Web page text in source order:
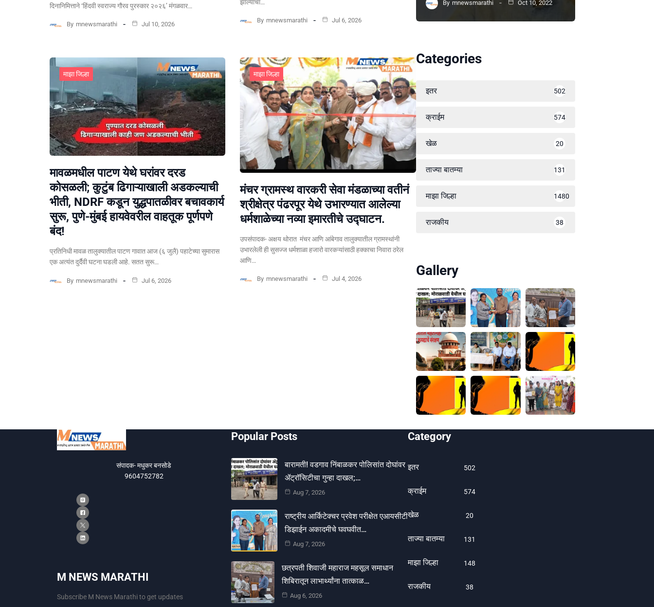
दिनानिमित्ताने ‘हिंदवी स्वराज्य गौरव पुरस्कार २०२६’ मंगळवार…
By mnewsmarathi Jul 10, 2026
झाल्याचा…
By mnewsmarathi Jul 6, 2026
माझा जिल्हा
मावळमधील पाटण येथे घरांवर दरड
कोसळली; कुटुंब ढिगाऱ्याखाली अडकल्याची
भीती, NDRF कडून युद्धपातळीवर बचावकार्य
सुरू, पुणे-मुंबई हायवेवरील वाहतूक पूर्णपणे
बंद!
​प्रतिनिधी मावळ तालुक्यातील पाटण गावात आज (६ जुलै) पहाटेच्या सुमारास
एक अत्यंत दुर्दैवी घटना घडली आहे. सतत सुरू…
By mnewsmarathi Jul 6, 2026
माझा जिल्हा
मंचर ग्रामस्थ वारकरी सेवा मंडळाच्या वतीनं
श्रीक्षेत्र पंढरपूर येथे उभारण्यात आलेल्या
धर्मशाळेच्या नव्या इमारतीचे उद्घाटन.
उपसंपादक- अक्षय थोरात मंचर आणि आंबेगाव तालुक्यातील ग्रामस्थांनी
उभारलेली ही सुसज्ज धर्मशाळा हजारो वारकऱ्यांसाठी हक्काचा निवारा ठरेल
आणि…
By mnewsmarathi Jul 4, 2026
By mnewsmarathi Oct 10, 2022
Categories
इतर 502
क्राईम 574
खेळ 20
ताज्या बातम्या 131
माझा जिल्हा 1480
राजकीय 38
Gallery
संपादक- मधुकर बनसोडे
9604752782
M NEWS MARATHI
Subscribe M News Marathi to get updates
Popular Posts
बारामती! वडगाव निंबाळकर पोलिसांत दोघांवर
ॲट्रॉसिटीचा गुन्हा दाखल;…
Aug 7, 2026
राष्ट्रीय आर्किटेक्चर प्रवेश परीक्षेत एआयसीटी
डिझाईन अकादमीचे घवघवीत…
Aug 7, 2026
छत्रपती शिवाजी महाराज महसूल समाधान
शिबिरातून लाभार्थ्यांना तात्काळ…
Aug 6, 2026
Category
इतर 502
क्राईम 574
खेळ 20
ताज्या बातम्या 131
माझा जिल्हा 1480
राजकीय 38